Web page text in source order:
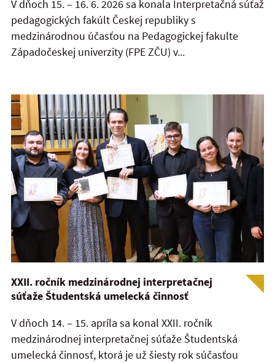
V dňoch 15. – 16. 6. 2026 sa konala Interpretačná súťaž
pedagogických fakúlt Českej republiky s
medzinárodnou účasťou na Pedagogickej fakulte
Západočeskej univerzity (FPE ZČU) v...
XXII. ročník medzinárodnej interpretačnej
súťaže Študentská umelecká činnosť
V dňoch 14. – 15. apríla sa konal XXII. ročník
medzinárodnej interpretačnej súťaže Študentská
umelecká činnosť, ktorá je už šiesty rok súčasťou